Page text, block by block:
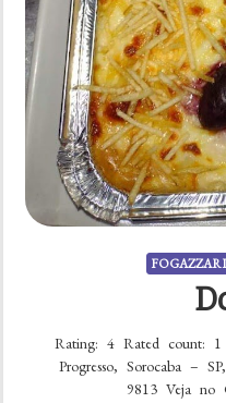
Rating: 4 Rated count:
Progresso, Sorocaba –
9813 Veja no